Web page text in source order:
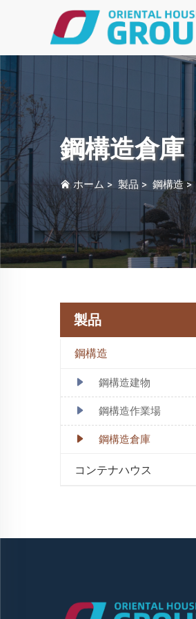
鋼構造倉庫
ホーム > 製品 > 鋼構造>
製品
鋼構造
鋼構造建物
鋼構造作業場
鋼構造倉庫
コンテナハウス